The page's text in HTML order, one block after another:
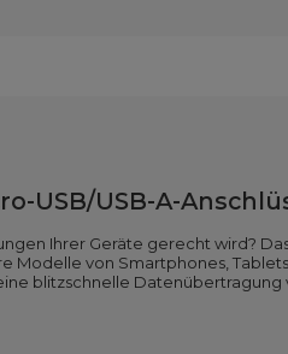
USB/USB-A-
Ihrer Geräte gerecht wird?
Modelle von Smartphones,
blitzschnelle Datenübertragung